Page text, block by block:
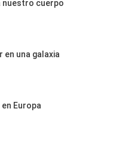
nuestro cuerpo
en una galaxia
Europa